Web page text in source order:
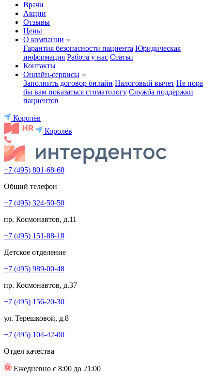
Врачи
Акции
Отзывы
Цены
О компании
Гарантия безопасности пациента Юридическая
информация Работа у нас Статьи
Контакты
Онлайн-сервисы
Заполнить договор онлайн Налоговый вычет Не пора
бы вам показаться стоматологу Служба поддержки
пациентов
Королёв
Королёв
+7 (495) 801-68-68
Общий телефон
+7 (495) 324-50-50
пр. Космонавтов, д.11
+7 (495) 151-88-18
Детское отделение
+7 (495) 989-00-48
пр. Космонавтов, д.37
+7 (495) 156-20-30
ул. Терешковой, д.8
+7 (495) 104-42-00
Отдел качества
Ежедневно с 8:00 до 21:00